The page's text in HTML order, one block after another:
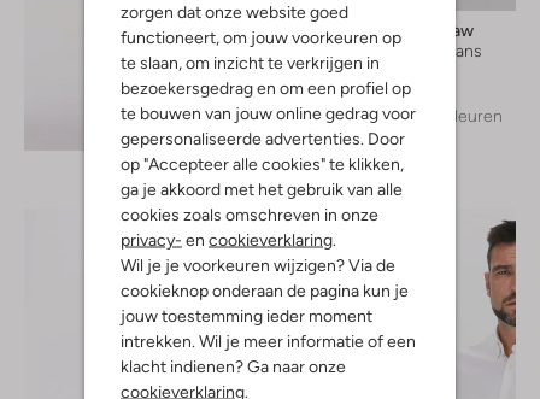
zorgen dat onze website goed
functioneert, om jouw voorkeuren op
te slaan, om inzicht te verkrijgen in
bezoekersgedrag en om een profiel op
te bouwen van jouw online gedrag voor
gepersonaliseerde advertenties. Door
op "Accepteer alle cookies" te klikken,
ga je akkoord met het gebruik van alle
cookies zoals omschreven in onze
privacy- en cookieverklaring.
Wil je je voorkeuren wijzigen? Via de
cookieknop onderaan de pagina kun je
jouw toestemming ieder moment
intrekken. Wil je meer informatie of een
klacht indienen? Ga naar onze
cookieverklaring.
Ontdek de look
G-Star Raw
Skinny jeans
+ meer kleuren